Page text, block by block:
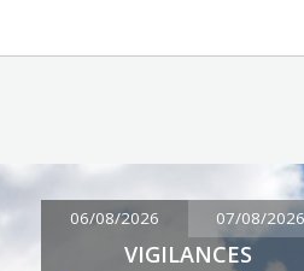
06/08/2026 07/08/2026
VIGILANCES